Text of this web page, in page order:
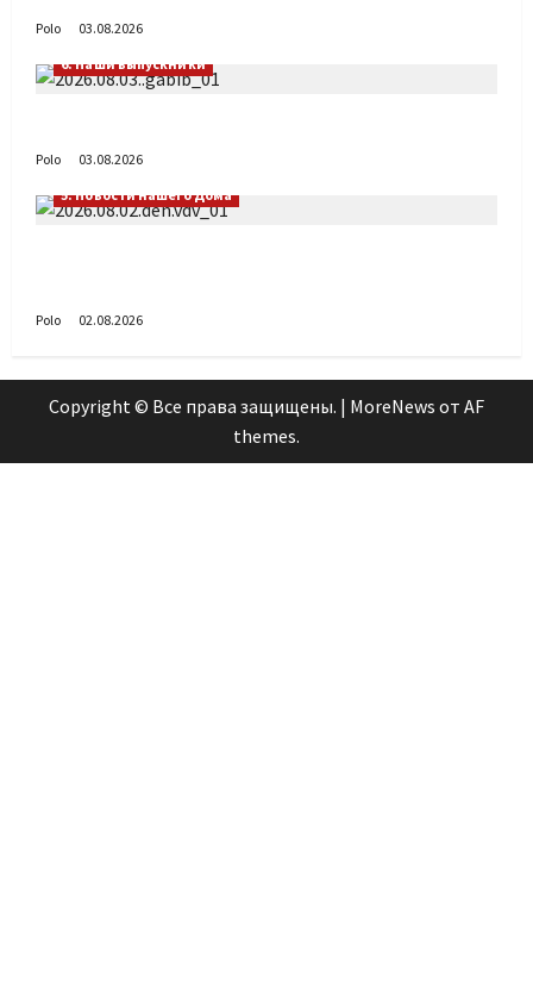
Polo
03.08.2026
6. Наши выпускники
Polo
03.08.2026
5. Новости нашего Дома
Polo 02.08.2026
Copyright © Все права защищены. | MoreNews от AF
themes.